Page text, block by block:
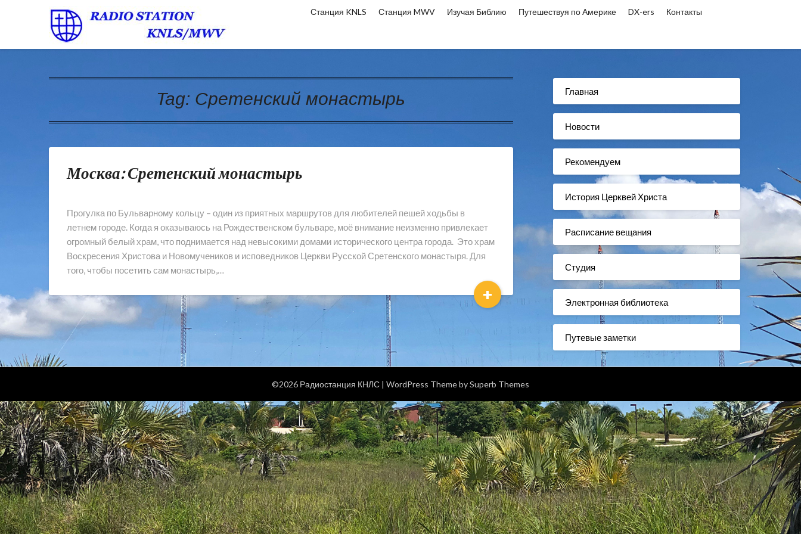
Станция KNLS Станция MWV Изучая Библию Путешествуя по Америке DX-ers Контакты
Tag: Сретенский монастырь
Москва: Сретенский монастырь
Прогулка по Бульварному кольцу – один из приятных маршрутов для любителей пешей ходьбы в
летнем городе. Когда я оказываюсь на Рождественском бульваре, моё внимание неизменно привлекает
огромный белый храм, что поднимается над невысокими домами исторического центра города. Это храм
Воскресения Христова и Новомучеников и исповедников Церкви Русской Сретенского монастыря. Для
того, чтобы посетить сам монастырь,…
+
Главная
Новости
Рекомендуем
История Церквей Христа
Расписание вещания
Студия
Электронная библиотека
Путевые заметки
©2026 Радиостанция КНЛС | WordPress Theme bySuperb Themes